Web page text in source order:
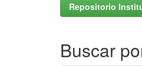
Repositorio
Buscar